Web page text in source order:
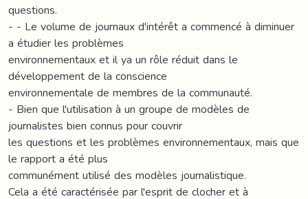
questions.
- - Le volume de journaux d'intérêt a commencé à diminuer
a étudier les problèmes
environnementaux et il ya un rôle réduit dans le
développement de la conscience
environnementale de membres de la communauté.
- Bien que l'utilisation à un groupe de modèles de
journalistes bien connus pour couvrir
les questions et les problèmes environnementaux, mais que
le rapport a été plus
communément utilisé des modèles journalistique.
Cela a été caractérisée par l'esprit de clocher et à